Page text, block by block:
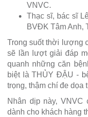
VNVC.
Thạc sĩ, bác sĩ
BVĐK Tâm Anh,
Trong suốt thời lượng
sẽ lần lượt giải đáp
quanh những căn
biệt là THỦY ĐẬU -
trọng, thậm chí đe dọa
Nhân dịp này,
dành cho khách hàng